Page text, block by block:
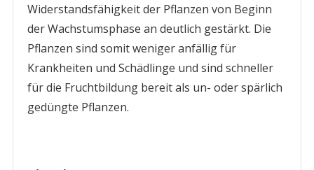
Widerstandsfähigkeit der Pflanzen von Beginn
der Wachstumsphase an deutlich gestärkt. Die
Pflanzen sind somit weniger anfällig für
Krankheiten und Schädlinge und sind schneller
für die Fruchtbildung bereit als un- oder spärlich
gedüngte Pflanzen.